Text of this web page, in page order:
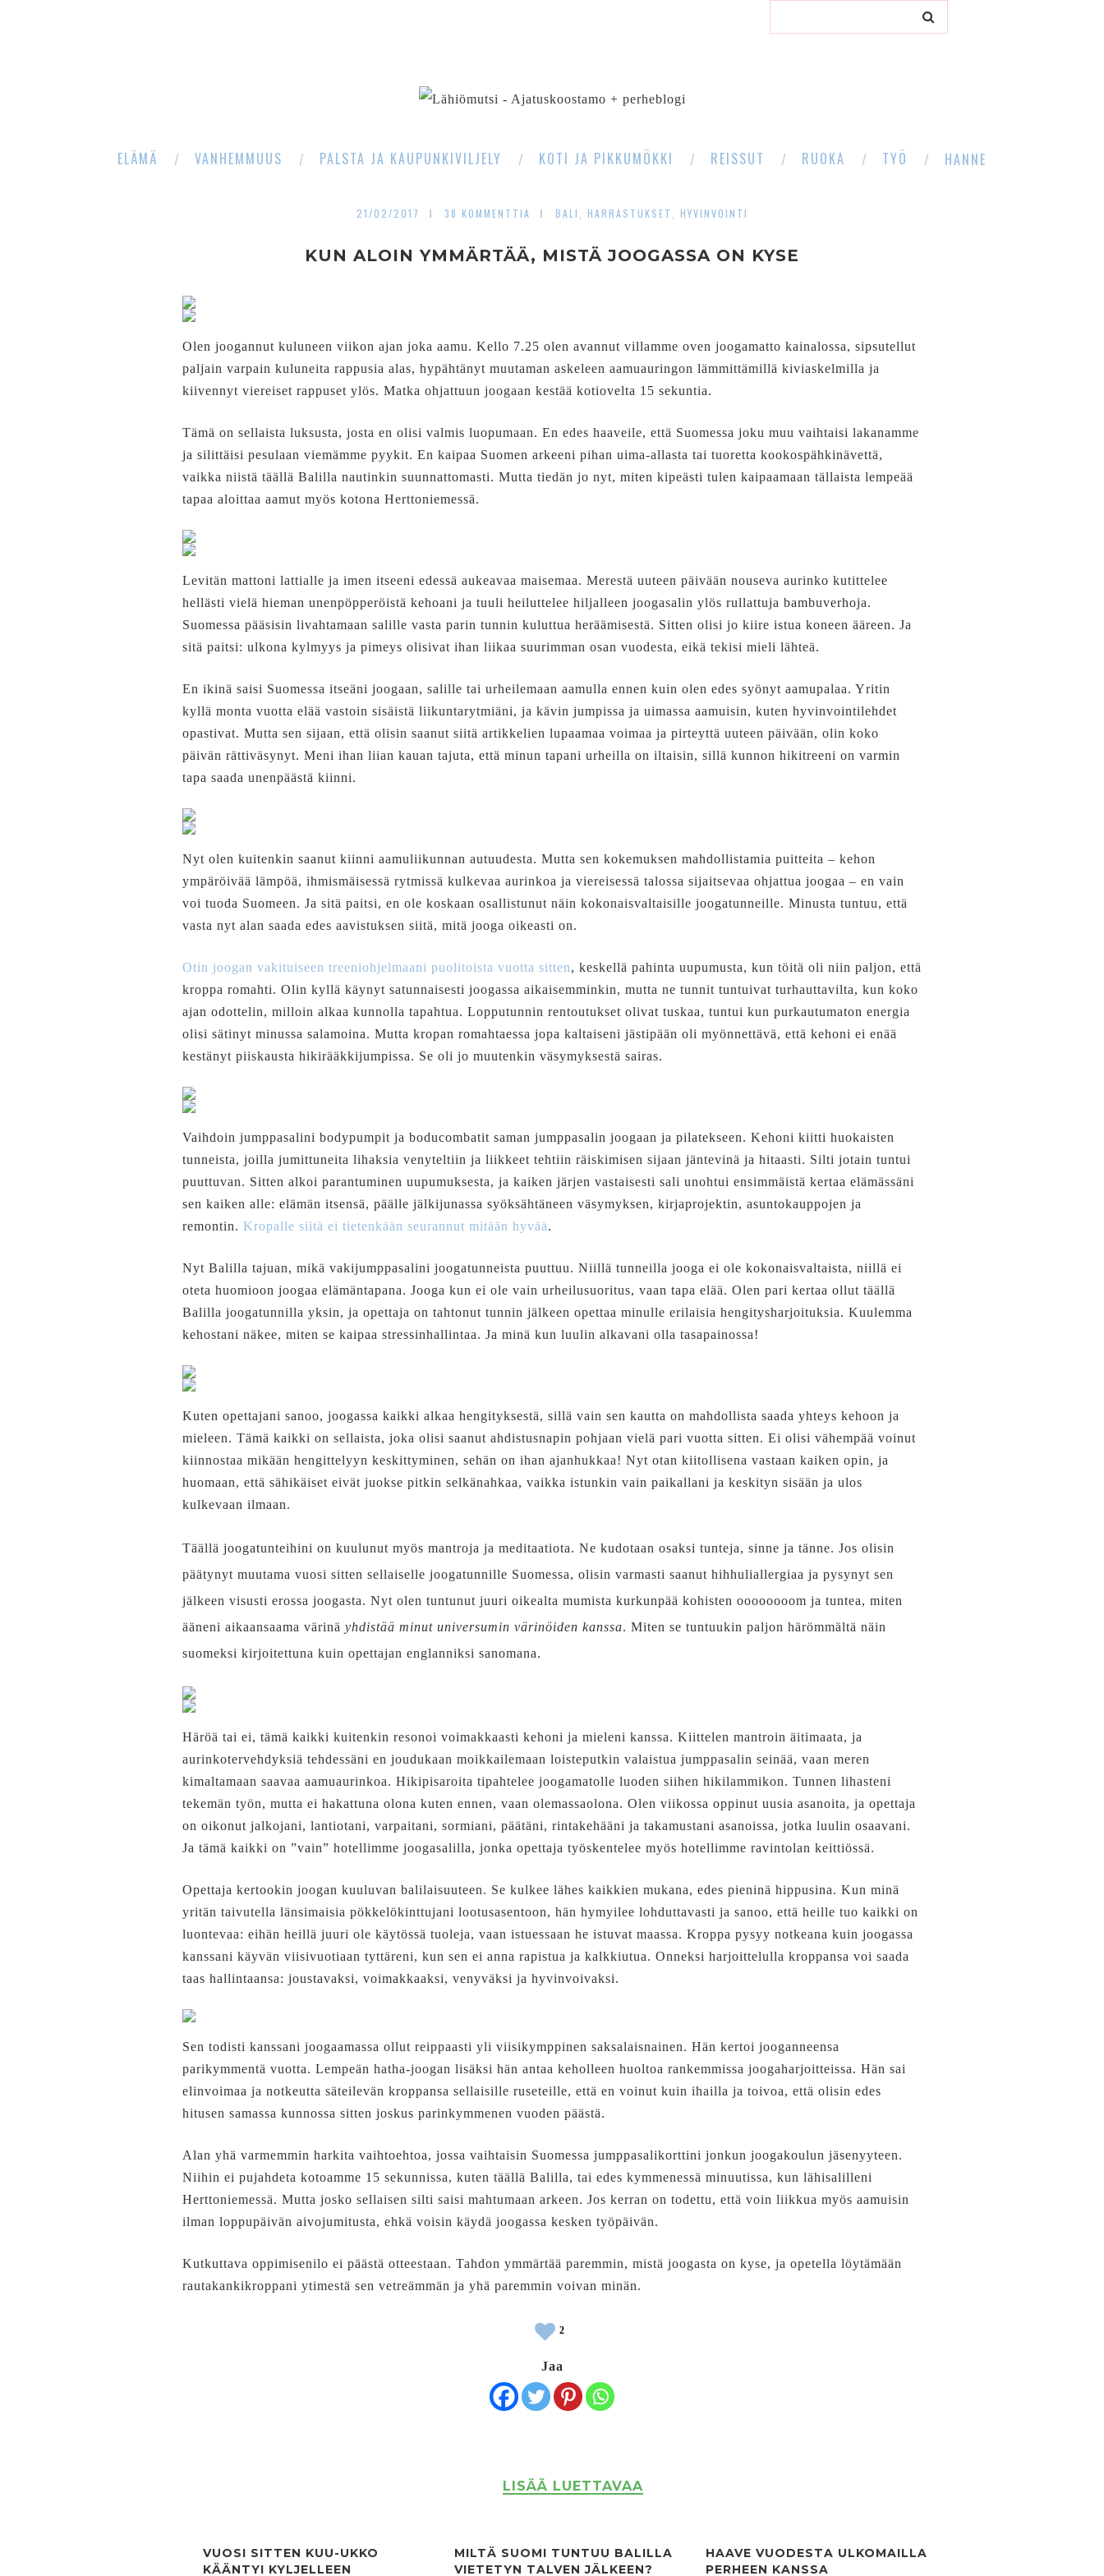
ELÄMÄ VANHEMMUUS PALSTA JA KAUPUNKIVILJELY KOTI JA PIKKUMÖKKI REISSUT RUOKA TYÖ HANNE
21/02/2017 38 KOMMENTTIA BALI , HARRASTUKSET , HYVINVOINTI
KUN ALOIN YMMÄRTÄÄ, MISTÄ JOOGASSA ON KYSE
Olen joogannut kuluneen viikon ajan joka aamu. Kello 7.25 olen avannut villamme oven joogamatto kainalossa, sipsutellut
paljain varpain kuluneita rappusia alas, hypähtänyt muutaman askeleen aamuauringon lämmittämillä kiviaskelmilla ja
kiivennyt viereiset rappuset ylös. Matka ohjattuun joogaan kestää kotiovelta 15 sekuntia.
Tämä on sellaista luksusta, josta en olisi valmis luopumaan. En edes haaveile, että Suomessa joku muu vaihtaisi lakanamme
ja silittäisi pesulaan viemämme pyykit. En kaipaa Suomen arkeeni pihan uima-allasta tai tuoretta kookospähkinävettä,
vaikka niistä täällä Balilla nautinkin suunnattomasti. Mutta tiedän jo nyt, miten kipeästi tulen kaipaamaan tällaista lempeää
tapaa aloittaa aamut myös kotona Herttoniemessä.
Levitän mattoni lattialle ja imen itseeni edessä aukeavaa maisemaa. Merestä uuteen päivään nouseva aurinko kutittelee
hellästi vielä hieman unenpöpperöistä kehoani ja tuuli heiluttelee hiljalleen joogasalin ylös rullattuja bambuverhoja.
Suomessa pääsisin livahtamaan salille vasta parin tunnin kuluttua heräämisestä. Sitten olisi jo kiire istua koneen ääreen. Ja
sitä paitsi: ulkona kylmyys ja pimeys olisivat ihan liikaa suurimman osan vuodesta, eikä tekisi mieli lähteä.
En ikinä saisi Suomessa itseäni joogaan, salille tai urheilemaan aamulla ennen kuin olen edes syönyt aamupalaa. Yritin
kyllä monta vuotta elää vastoin sisäistä liikuntarytmiäni, ja kävin jumpissa ja uimassa aamuisin, kuten hyvinvointilehdet
opastivat. Mutta sen sijaan, että olisin saanut siitä artikkelien lupaamaa voimaa ja pirteyttä uuteen päivään, olin koko
päivän rättiväsynyt. Meni ihan liian kauan tajuta, että minun tapani urheilla on iltaisin, sillä kunnon hikitreeni on varmin
tapa saada unenpäästä kiinni.
Nyt olen kuitenkin saanut kiinni aamuliikunnan autuudesta. Mutta sen kokemuksen mahdollistamia puitteita – kehon
ympäröivää lämpöä, ihmismäisessä rytmissä kulkevaa aurinkoa ja viereisessä talossa sijaitsevaa ohjattua joogaa – en vain
voi tuoda Suomeen. Ja sitä paitsi, en ole koskaan osallistunut näin kokonaisvaltaisille joogatunneille. Minusta tuntuu, että
vasta nyt alan saada edes aavistuksen siitä, mitä jooga oikeasti on.
Otin joogan vakituiseen treeniohjelmaani puolitoista vuotta sitten, keskellä pahinta uupumusta, kun töitä oli niin paljon, että
kroppa romahti. Olin kyllä käynyt satunnaisesti joogassa aikaisemminkin, mutta ne tunnit tuntuivat turhauttavilta, kun koko
ajan odottelin, milloin alkaa kunnolla tapahtua. Lopputunnin rentoutukset olivat tuskaa, tuntui kun purkautumaton energia
olisi sätinyt minussa salamoina. Mutta kropan romahtaessa jopa kaltaiseni jästipään oli myönnettävä, että kehoni ei enää
kestänyt piiskausta hikirääkkijumpissa. Se oli jo muutenkin väsymyksestä sairas.
Vaihdoin jumppasalini bodypumpit ja boducombatit saman jumppasalin joogaan ja pilatekseen. Kehoni kiitti huokaisten
tunneista, joilla jumittuneita lihaksia venyteltiin ja liikkeet tehtiin räiskimisen sijaan jäntevinä ja hitaasti. Silti jotain tuntui
puuttuvan. Sitten alkoi parantuminen uupumuksesta, ja kaiken järjen vastaisesti sali unohtui ensimmäistä kertaa elämässäni
sen kaiken alle: elämän itsensä, päälle jälkijunassa syöksähtäneen väsymyksen, kirjaprojektin, asuntokauppojen ja
remontin. Kropalle siitä ei tietenkään seurannut mitään hyvää.
Nyt Balilla tajuan, mikä vakijumppasalini joogatunneista puuttuu. Niillä tunneilla jooga ei ole kokonaisvaltaista, niillä ei
oteta huomioon joogaa elämäntapana. Jooga kun ei ole vain urheilusuoritus, vaan tapa elää. Olen pari kertaa ollut täällä
Balilla joogatunnilla yksin, ja opettaja on tahtonut tunnin jälkeen opettaa minulle erilaisia hengitysharjoituksia. Kuulemma
kehostani näkee, miten se kaipaa stressinhallintaa. Ja minä kun luulin alkavani olla tasapainossa!
Kuten opettajani sanoo, joogassa kaikki alkaa hengityksestä, sillä vain sen kautta on mahdollista saada yhteys kehoon ja
mieleen. Tämä kaikki on sellaista, joka olisi saanut ahdistusnapin pohjaan vielä pari vuotta sitten. Ei olisi vähempää voinut
kiinnostaa mikään hengittelyyn keskittyminen, sehän on ihan ajanhukkaa! Nyt otan kiitollisena vastaan kaiken opin, ja
huomaan, että sähikäiset eivät juokse pitkin selkänahkaa, vaikka istunkin vain paikallani ja keskityn sisään ja ulos
kulkevaan ilmaan.
Täällä joogatunteihini on kuulunut myös mantroja ja meditaatiota. Ne kudotaan osaksi tunteja, sinne ja tänne. Jos olisin
päätynyt muutama vuosi sitten sellaiselle joogatunnille Suomessa, olisin varmasti saanut hihhuliallergiaa ja pysynyt sen
jälkeen visusti erossa joogasta. Nyt olen tuntunut juuri oikealta mumista kurkunpää kohisten oooooooom ja tuntea, miten
ääneni aikaansaama värinä yhdistää minut universumin värinöiden kanssa. Miten se tuntuukin paljon härömmältä näin
suomeksi kirjoitettuna kuin opettajan englanniksi sanomana.
Häröä tai ei, tämä kaikki kuitenkin resonoi voimakkaasti kehoni ja mieleni kanssa. Kiittelen mantroin äitimaata, ja
aurinkotervehdyksiä tehdessäni en joudukaan moikkailemaan loisteputkin valaistua jumppasalin seinää, vaan meren
kimaltamaan saavaa aamuaurinkoa. Hikipisaroita tipahtelee joogamatolle luoden siihen hikilammikon. Tunnen lihasteni
tekemän työn, mutta ei hakattuna olona kuten ennen, vaan olemassaolona. Olen viikossa oppinut uusia asanoita, ja opettaja
on oikonut jalkojani, lantiotani, varpaitani, sormiani, päätäni, rintakehääni ja takamustani asanoissa, jotka luulin osaavani.
Ja tämä kaikki on ”vain” hotellimme joogasalilla, jonka opettaja työskentelee myös hotellimme ravintolan keittiössä.
Opettaja kertookin joogan kuuluvan balilaisuuteen. Se kulkee lähes kaikkien mukana, edes pieninä hippusina. Kun minä
yritän taivutella länsimaisia pökkelökinttujani lootusasentoon, hän hymyilee lohduttavasti ja sanoo, että heille tuo kaikki on
luontevaa: eihän heillä juuri ole käytössä tuoleja, vaan istuessaan he istuvat maassa. Kroppa pysyy notkeana kuin joogassa
kanssani käyvän viisivuotiaan tyttäreni, kun sen ei anna rapistua ja kalkkiutua. Onneksi harjoittelulla kroppansa voi saada
taas hallintaansa: joustavaksi, voimakkaaksi, venyväksi ja hyvinvoivaksi.
Sen todisti kanssani joogaamassa ollut reippaasti yli viisikymppinen saksalaisnainen. Hän kertoi jooganneensa
parikymmentä vuotta. Lempeän hatha-joogan lisäksi hän antaa keholleen huoltoa rankemmissa joogaharjoitteissa. Hän sai
elinvoimaa ja notkeutta säteilevän kroppansa sellaisille ruseteille, että en voinut kuin ihailla ja toivoa, että olisin edes
hitusen samassa kunnossa sitten joskus parinkymmenen vuoden päästä.
Alan yhä varmemmin harkita vaihtoehtoa, jossa vaihtaisin Suomessa jumppasalikorttini jonkun joogakoulun jäsenyyteen.
Niihin ei pujahdeta kotoamme 15 sekunnissa, kuten täällä Balilla, tai edes kymmenessä minuutissa, kun lähisalilleni
Herttoniemessä. Mutta josko sellaisen silti saisi mahtumaan arkeen. Jos kerran on todettu, että voin liikkua myös aamuisin
ilman loppupäivän aivojumitusta, ehkä voisin käydä joogassa kesken työpäivän.
Kutkuttava oppimisenilo ei päästä otteestaan. Tahdon ymmärtää paremmin, mistä joogasta on kyse, ja opetella löytämään
rautakankikroppani ytimestä sen vetreämmän ja yhä paremmin voivan minän.
2
Jaa
LISÄÄ LUETTAVAA
VUOSI SITTEN KUU-UKKO
KÄÄNTYI KYLJELLEEN
MILTÄ SUOMI TUNTUU BALILLA
VIETETYN TALVEN JÄLKEEN?
HAAVE VUODESTA ULKOMAILLA
PERHEEN KANSSA